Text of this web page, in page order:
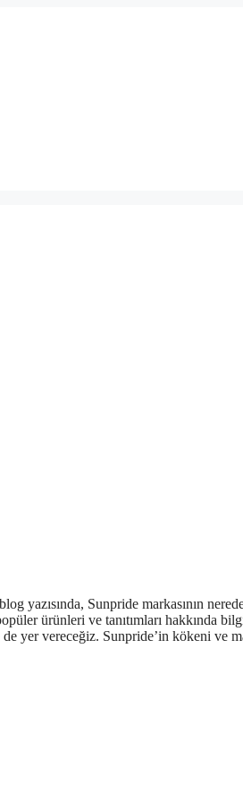
yazısında, Sunpride markasının
ürünleri ve tanıtımları hakkında
yer vereceğiz. Sunpride’in kökeni ve